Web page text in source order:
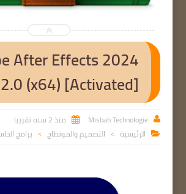
After Effects 2024
(x64) [Activated]

Misbah Technologie
 منذ 2 سنه تقريبا
 الرئيسية > التصميم والمونطاج > برامج